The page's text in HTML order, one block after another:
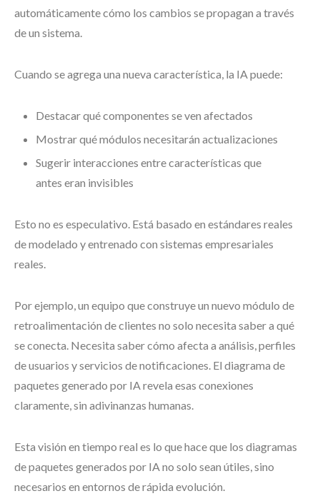
automáticamente cómo los cambios se propagan a través
de un sistema.
Cuando se agrega una nueva característica, la IA puede:
Destacar qué componentes se ven afectados
Mostrar qué módulos necesitarán actualizaciones
Sugerir interacciones entre características que
antes eran invisibles
Esto no es especulativo. Está basado en estándares reales
de modelado y entrenado con sistemas empresariales
reales.
Por ejemplo, un equipo que construye un nuevo módulo de
retroalimentación de clientes no solo necesita saber a qué
se conecta. Necesita saber cómo afecta a análisis, perfiles
de usuarios y servicios de notificaciones. El diagrama de
paquetes generado por IA revela esas conexiones
claramente, sin adivinanzas humanas.
Esta visión en tiempo real es lo que hace que los diagramas
de paquetes generados por IA no solo sean útiles, sino
necesarios en entornos de rápida evolución.